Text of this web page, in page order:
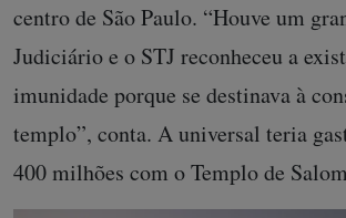
centro de São Paulo. “Houve um
Judiciário e o STJ reconheceu a
imunidade porque se destinava à
templo”, conta. A universal teria
400 milhões com o Templo de